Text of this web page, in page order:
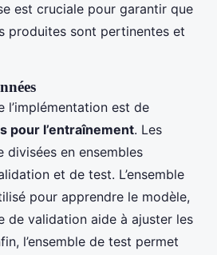
est cruciale pour garantir que
produites sont pertinentes et
l’implémentation est de
pour l’entraînement. Les
divisées en ensembles
et de test. L’ensemble
pour apprendre le modèle,
de validation aide à ajuster les
l’ensemble de test permet